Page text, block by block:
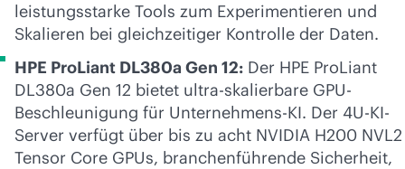
leistungsstarke Tools zum Experimentieren und
Skalieren bei gleichzeitiger Kontrolle der Daten.
HPE ProLiant DL380a Gen 12: Der HPE ProLiant
DL380a Gen 12 bietet ultra-skalierbare GPU-
Beschleunigung für Unternehmens-KI. Der 4U-KI-
Server verfügt über bis zu acht NVIDIA H200 NVL2
Tensor Core GPUs, branchenführende Sicherheit,